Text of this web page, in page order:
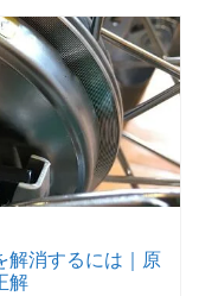
解消するには｜原
解